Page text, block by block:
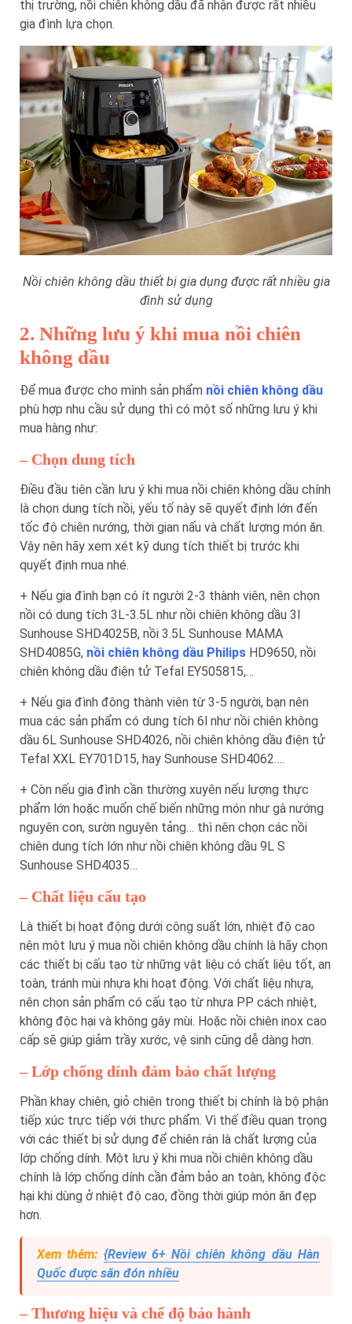
thị trường, nồi chiên không dầu đã nhận được rất nhiều
gia đình lựa chọn.
Nồi chiên không dầu thiết bị gia dụng được rất nhiều gia
đình sử dụng
2. Những lưu ý khi mua nồi chiên
không dầu
Để mua được cho mình sản phẩm nồi chiên không dầu
phù hợp nhu cầu sử dụng thì có một số những lưu ý khi
mua hàng như:
– Chọn dung tích
Điều đầu tiên cần lưu ý khi mua nồi chiên không dầu chính
là chọn dung tích nồi, yếu tố này sẽ quyết định lớn đến
tốc độ chiên nướng, thời gian nấu và chất lượng món ăn.
Vậy nên hãy xem xét kỹ dung tích thiết bị trước khi
quyết định mua nhé.
+ Nếu gia đình bạn có ít người 2-3 thành viên, nên chọn
nồi có dung tích 3L-3.5L như nồi chiên không dầu 3l
Sunhouse SHD4025B, nồi 3.5L Sunhouse MAMA
SHD4085G, nồi chiên không dầu Philips HD9650, nồi
chiên không dầu điện tử Tefal EY505815,…
+ Nếu gia đình đông thành viên từ 3-5 người, bạn nên
mua các sản phẩm có dung tích 6l như nồi chiên không
dầu 6L Sunhouse SHD4026, nồi chiên không dầu điện tử
Tefal XXL EY701D15, hay Sunhouse SHD4062….
+ Còn nếu gia đình cần thường xuyên nếu lượng thực
phẩm lớn hoặc muốn chế biến những món như gà nướng
nguyên con, sườn nguyên tảng… thì nên chọn các nồi
chiên dung tích lớn như nồi chiên không dầu 9L S
Sunhouse SHD4035…
– Chất liệu cấu tạo
Là thiết bị hoạt động dưới công suất lớn, nhiệt độ cao
nên một lưu ý mua nồi chiên không dầu chính là hãy chọn
các thiết bị cấu tạo từ những vật liệu có chất liệu tốt, an
toàn, tránh mùi nhựa khi hoạt động. Với chất liệu nhựa,
nên chọn sản phẩm có cấu tạo từ nhựa PP cách nhiệt,
không độc hại và không gây mùi. Hoặc nồi chiên inox cao
cấp sẽ giúp giảm trầy xước, vệ sinh cũng dễ dàng hơn.
– Lớp chống dính đảm bảo chất lượng
Phần khay chiên, giỏ chiên trong thiết bị chính là bộ phận
tiếp xúc trực tiếp với thực phẩm. Vì thế điều quan trọng
với các thiết bị sử dụng để chiên rán là chất lượng của
lớp chống dính. Một lưu ý khi mua nồi chiên không dầu
chính là lớp chống dính cần đảm bảo an toàn, không độc
hại khi dùng ở nhiệt độ cao, đồng thời giúp món ăn đẹp
hơn.
Xem thêm: {Review 6+ Nồi chiên không dầu Hàn
Quốc được săn đón nhiều
– Thương hiệu và chế độ bảo hành